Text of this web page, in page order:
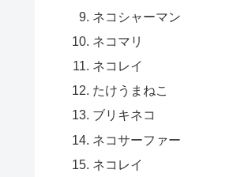
ネコシャーマン
ネコマリ
ネコレイ
たけうまねこ
ブリキネコ
ネコサーファー
ネコレイ